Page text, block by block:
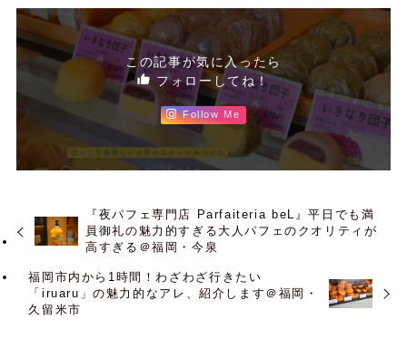
この記事が気に入ったら
フォローしてね！
Follow Me
『夜パフェ専門店 Parfaiteria beL』平日でも満
員御礼の魅力的すぎる大人パフェのクオリティが
高すぎる＠福岡・今泉
福岡市内から1時間！わざわざ行きたい
「iruaru」の魅力的なアレ、紹介します＠福岡・
久留米市